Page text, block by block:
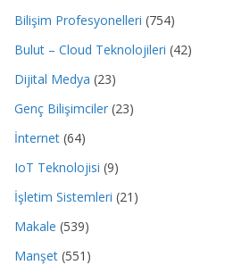
Bilişim Profesyonelleri (754)
Bulut – Cloud Teknolojileri (42)
Dijital Medya (23)
Genç Bilişimciler (23)
İnternet (64)
IoT Teknolojisi (9)
İşletim Sistemleri (21)
Makale (539)
Manşet (551)